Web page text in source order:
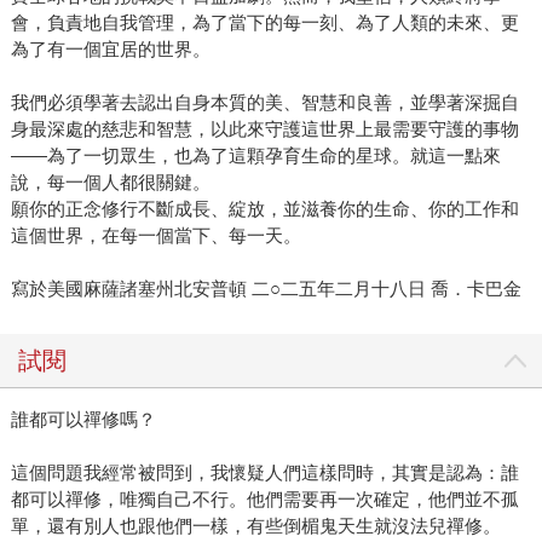
會，負責地自我管理，為了當下的每一刻、為了人類的未來、更
為了有一個宜居的世界。
我們必須學著去認出自身本質的美、智慧和良善，並學著深掘自
身最深處的慈悲和智慧，以此來守護這世界上最需要守護的事物
——為了一切眾生，也為了這顆孕育生命的星球。就這一點來
說，每一個人都很關鍵。
願你的正念修行不斷成長、綻放，並滋養你的生命、你的工作和
這個世界，在每一個當下、每一天。
寫於美國麻薩諸塞州北安普頓 二○二五年二月十八日 喬．卡巴金
試閱
誰都可以禪修嗎？
這個問題我經常被問到，我懷疑人們這樣問時，其實是認為：誰
都可以禪修，唯獨自己不行。他們需要再一次確定，他們並不孤
單，還有別人也跟他們一樣，有些倒楣鬼天生就沒法兒禪修。